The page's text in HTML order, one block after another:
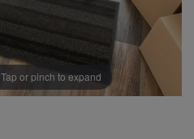
Tap or pinch to expand